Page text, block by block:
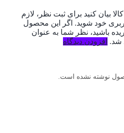
بیان کنید برای ثبت نظر، لازم
خود شوید. اگر این محصول
باشید، نظر شما به عنوان
شد. افزودن دیدگاه
نوشته نشده است.